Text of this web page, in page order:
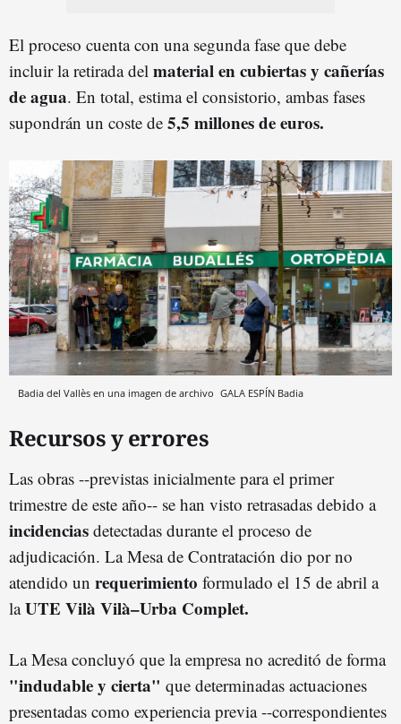
El proceso cuenta con una segunda fase que debe
incluir la retirada del material en cubiertas y cañerías
de agua. En total, estima el consistorio, ambas fases
supondrán un coste de 5,5 millones de euros.
Badia del Vallès en una imagen de archivo GALA ESPÍN Badia
Recursos y errores
Las obras --previstas inicialmente para el primer
trimestre de este año-- se han visto retrasadas debido a
incidencias detectadas durante el proceso de
adjudicación. La Mesa de Contratación dio por no
atendido un requerimiento formulado el 15 de abril a
laUTE Vilà Vilà–Urba Complet.
La Mesa concluyó que la empresa no acreditó de forma
"indudable y cierta" que determinadas actuaciones
presentadas como experiencia previa --correspondientes